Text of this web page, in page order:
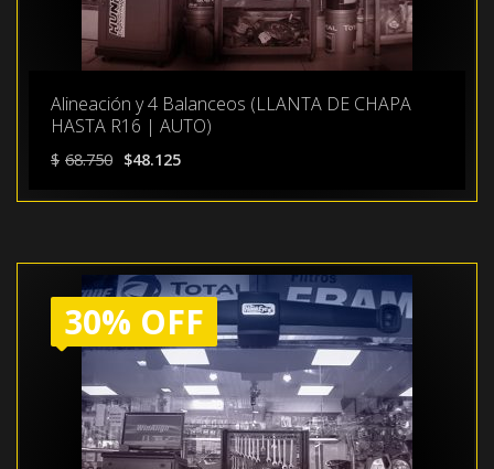
Alineación y 4 Balanceos (LLANTA DE CHAPA
HASTA R16 | AUTO)
$ 68.750 El
original
$48.125El
actual
30% OFF